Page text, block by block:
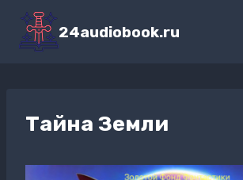
Перейти
содержимому
24audiobook.ru
Тайна Земли